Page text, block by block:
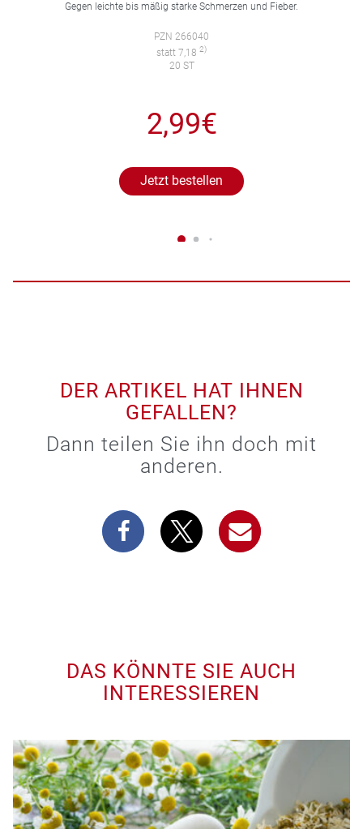
Gegen leichte bis mäßig starke Schmerzen und Fieber.
PZN 266040
statt 7,18 2)
20 ST
2,99€
Jetzt bestellen
DER ARTIKEL HAT IHNEN
GEFALLEN?
Dann teilen Sie ihn doch mit
anderen.
DAS KÖNNTE SIE AUCH
INTERESSIEREN